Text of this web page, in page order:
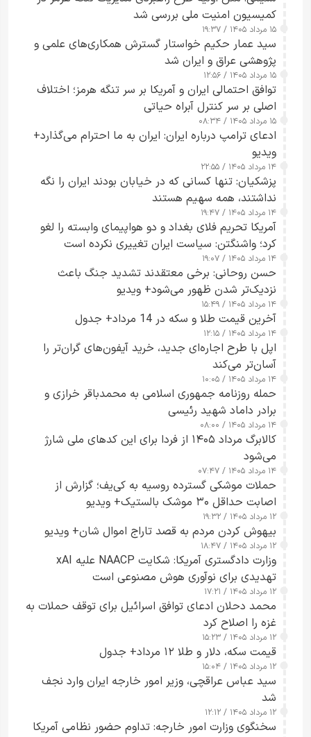
کمیسیون امنیت ملی بررسی شد
۱۵ مرداد ۱۴۰۵ / ۱۹:۳۷
سید عمار حکیم خواستار گسترش همکاری‌های علمی و
پژوهشی عراق و ایران شد
۱۵ مرداد ۱۴۰۵ / ۱۲:۵۶
توافق احتمالی ایران و آمریکا بر سر تنگه هرمز؛ اختلاف
اصلی بر سر کنترل آبراه حیاتی
۱۵ مرداد ۱۴۰۵ / ۰۸:۳۴
ادعای ترامپ درباره ایران: ایران به ما احترام می‌گذارد+
ویدیو
۱۴ مرداد ۱۴۰۵ / ۲۲:۵۵
پزشکیان: تنها کسانی که در خیابان بودند ایران را نگه
نداشتند، همه سهیم هستند
۱۴ مرداد ۱۴۰۵ / ۱۹:۴۷
آمریکا تحریم فلای بغداد و دو هواپیمای وابسته را لغو
کرد؛ واشنگتن: سیاست ایران تغییری نکرده است
۱۴ مرداد ۱۴۰۵ / ۱۹:۰۷
حسن روحانی: برخی معتقدند تشدید جنگ باعث
نزدیک‌تر شدن ظهور می‌شود+ ویدیو
۱۴ مرداد ۱۴۰۵ / ۱۵:۴۹
آخرین قیمت طلا و سکه در 14 مرداد+ جدول
۱۴ مرداد ۱۴۰۵ / ۱۲:۱۵
اپل با طرح اجاره‌ای جدید، خرید آیفون‌های گران‌تر را
آسان‌تر می‌کند
۱۴ مرداد ۱۴۰۵ / ۱۰:۰۵
حمله روزنامه جمهوری اسلامی به محمدباقر خرازی و
برادر داماد شهید رئیسی
۱۴ مرداد ۱۴۰۵ / ۰۸:۰۰
کالابرگ مرداد ۱۴۰۵ از فردا برای این کدهای ملی شارژ
می‌شود
۱۴ مرداد ۱۴۰۵ / ۰۷:۴۷
حملات موشکی گسترده روسیه به کی‌یف؛ گزارش از
اصابت حداقل ۳۰ موشک بالستیک+ ویدیو
۱۲ مرداد ۱۴۰۵ / ۱۹:۳۲
بیهوش کردن مردم به قصد تاراج اموال شان+ ویدیو
۱۲ مرداد ۱۴۰۵ / ۱۸:۴۷
وزارت دادگستری آمریکا: شکایت NAACP علیه xAI
تهدیدی برای نوآوری هوش مصنوعی است
۱۲ مرداد ۱۴۰۵ / ۱۷:۲۱
محمد دحلان ادعای توافق اسرائیل برای توقف حملات به
غزه را اصلاح کرد
۱۲ مرداد ۱۴۰۵ / ۱۵:۲۳
قیمت سکه، دلار و طلا ۱۲ مرداد+ جدول
۱۲ مرداد ۱۴۰۵ / ۱۵:۰۴
سید عباس عراقچی، وزیر امور خارجه ایران وارد نجف
شد
۱۲ مرداد ۱۴۰۵ / ۱۲:۱۲
سخنگوی وزارت امور خارجه: تداوم حضور نظامی آمریکا